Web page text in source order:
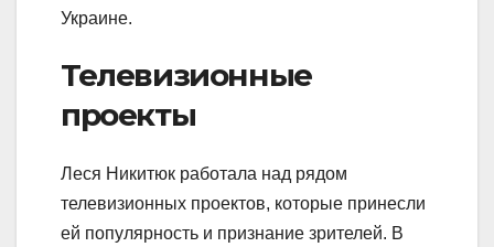
Украине.
Телевизионные
проекты
Леся Никитюк работала над рядом
телевизионных проектов, которые принесли
ей популярность и признание зрителей. В